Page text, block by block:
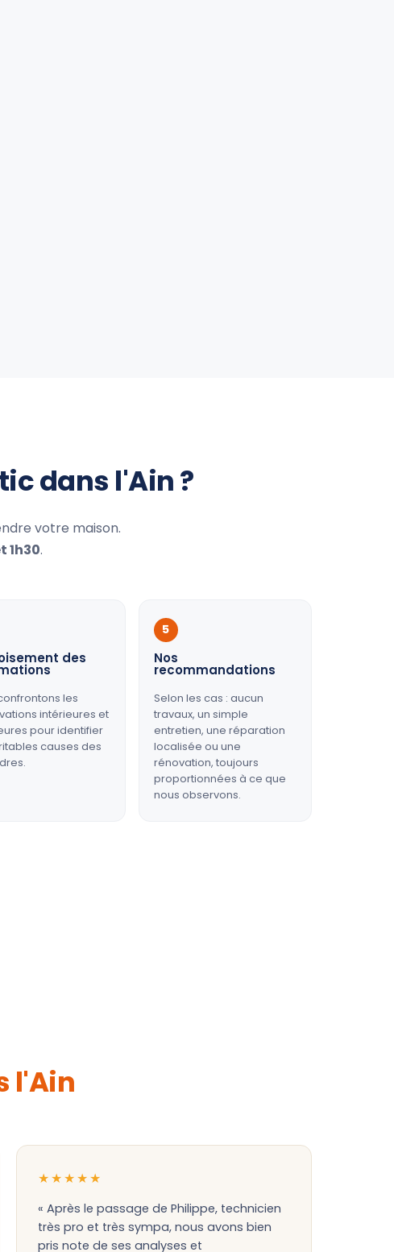
dans l'Ain ?
votre maison.
1h30.
des
les
intérieures et
pour identifier
causes des
5
Nos
recommandations
Selon les cas : aucun
travaux, un simple
entretien, une réparation
localisée ou une
rénovation, toujours
proportionnées à ce que
nous observons.
l'Ain
★★★★★
« Après le passage de Philippe, technicien
très pro et très sympa, nous avons bien
pris note de ses analyses et